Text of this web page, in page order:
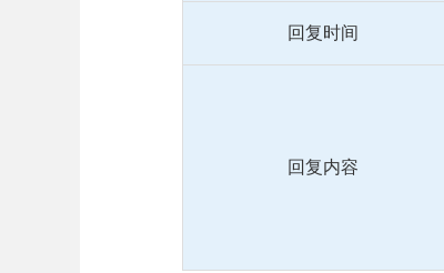
回复时间
回复内容